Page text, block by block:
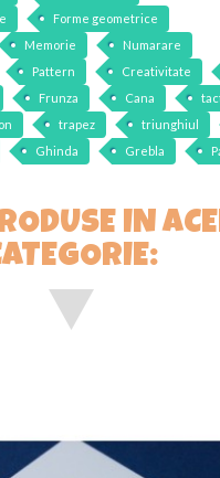
Forme geometrice
Memorie
Numarare
Pattern Creativitate
Frunza Cana
trapez triunghiul
Ghinda Grebla
IN